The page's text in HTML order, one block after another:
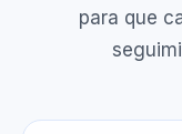
para que